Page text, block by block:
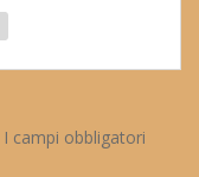
I campi obbligatori